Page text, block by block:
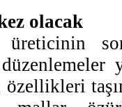
olacak